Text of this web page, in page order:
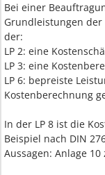
Bei einer
Grundleistungen
der:
LP 2: eine
LP 3: eine
LP 6: bepreiste
Kostenberechnung
In der LP 8 ist die
Beispiel nach DIN
Aussagen: Anlage 10